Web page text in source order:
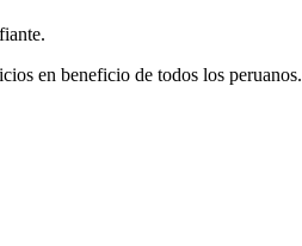
en beneficio de todos los peruanos.